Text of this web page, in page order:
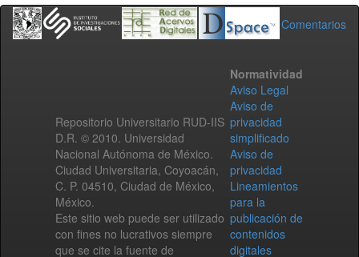
Comentarios
Repositorio Universitario RUD-IIS
D.R. © 2010. Universidad
Nacional Autónoma de México.
Ciudad Universitaria, Coyoacán,
C. P. 04510, Ciudad de México,
México.
Este sitio web puede ser utilizado
con fines no lucrativos siempre
que se cite la fuente de
Normatividad
Aviso Legal
Aviso de
privacidad
simplificado
Aviso de
privacidad
Lineamientos
para la
publicación de
contenidos
digitales